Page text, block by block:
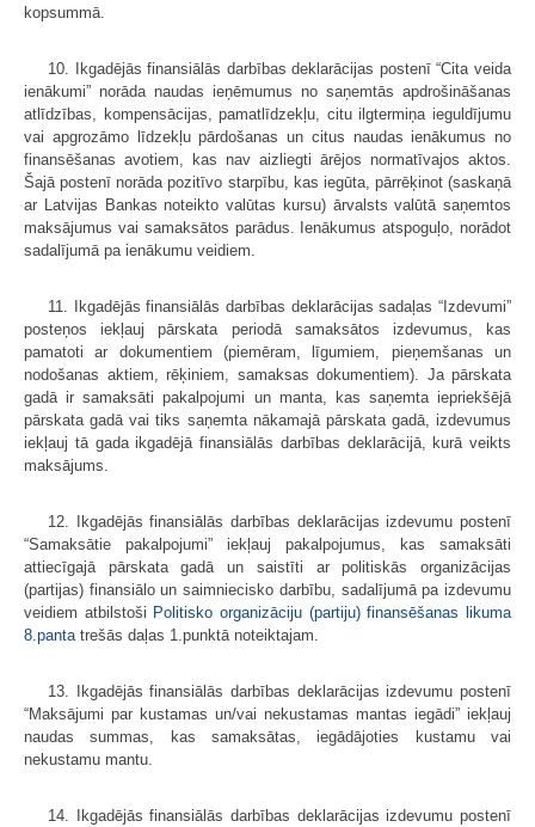
kopsummā.
10. Ikgadējās finansiālās darbības deklarācijas postenī “Cita veida
ienākumi” norāda naudas ieņēmumus no saņemtās apdrošināšanas
atlīdzības, kompensācijas, pamatlīdzekļu, citu ilgtermiņa ieguldījumu
vai apgrozāmo līdzekļu pārdošanas un citus naudas ienākumus no
finansēšanas avotiem, kas nav aizliegti ārējos normatīvajos aktos.
Šajā postenī norāda pozitīvo starpību, kas iegūta, pārrēķinot (saskaņā
ar Latvijas Bankas noteikto valūtas kursu) ārvalsts valūtā saņemtos
maksājumus vai samaksātos parādus. Ienākumus atspoguļo, norādot
sadalījumā pa ienākumu veidiem.
11. Ikgadējās finansiālās darbības deklarācijas sadaļas “Izdevumi”
posteņos iekļauj pārskata periodā samaksātos izdevumus, kas
pamatoti ar dokumentiem (piemēram, līgumiem, pieņemšanas un
nodošanas aktiem, rēķiniem, samaksas dokumentiem). Ja pārskata
gadā ir samaksāti pakalpojumi un manta, kas saņemta iepriekšējā
pārskata gadā vai tiks saņemta nākamajā pārskata gadā, izdevumus
iekļauj tā gada ikgadējā finansiālās darbības deklarācijā, kurā veikts
maksājums.
12. Ikgadējās finansiālās darbības deklarācijas izdevumu postenī
“Samaksātie pakalpojumi” iekļauj pakalpojumus, kas samaksāti
attiecīgajā pārskata gadā un saistīti ar politiskās organizācijas
(partijas) finansiālo un saimniecisko darbību, sadalījumā pa izdevumu
veidiem atbilstoši Politisko organizāciju (partiju) finansēšanas likuma
8.panta trešās daļas 1.punktā noteiktajam.
13. Ikgadējās finansiālās darbības deklarācijas izdevumu postenī
“Maksājumi par kustamas un/vai nekustamas mantas iegādi” iekļauj
naudas summas, kas samaksātas, iegādājoties kustamu vai
nekustamu mantu.
14. Ikgadējās finansiālās darbības deklarācijas izdevumu postenī